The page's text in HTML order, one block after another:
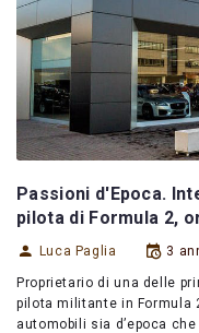
Passioni d'Epoca.
pilota di Formula 2,
Luca Paglia 3
Proprietario di una delle
pilota militante in Formula
automobili sia d’epoca